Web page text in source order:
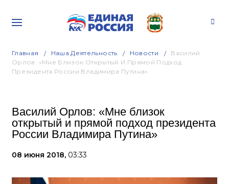
Главная Наша Деятельность Новости
Василий
Орлов: «Мне Близок Открытый И Прямой Подход
Президента России Владимира Путина»
Василий Орлов: «Мне близок
открытый и прямой подход президента
России Владимира Путина»
08 июня 2018, 03:33